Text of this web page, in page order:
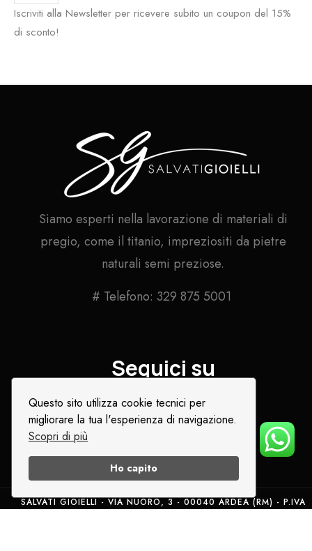
Questo sito utilizza cookie tecnici per
migliorare la tua l'esperienza di navigazione.
Scopri di più
Ho capito
Iscriviti alla Newsletter per ricevere subito un coupon del 15%
di sconto!
Siamo esperti nella lavorazione di materiali di
pregio, come il titanio, impreziositi da pietre
naturali semi preziose.
# Telefono: 329 875 5001
Seguici su
SALVATI GIOIELLI - VIA NUORO, 3 - 00040 ARDEA (RM) - P.IVA